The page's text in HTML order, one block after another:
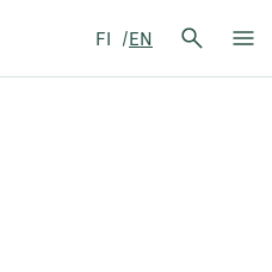
FI EN
Search